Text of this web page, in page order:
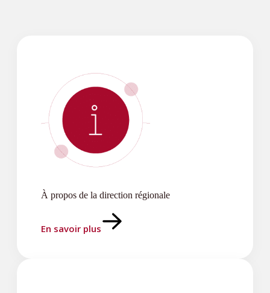
À propos de la direction régionale
En savoir plus